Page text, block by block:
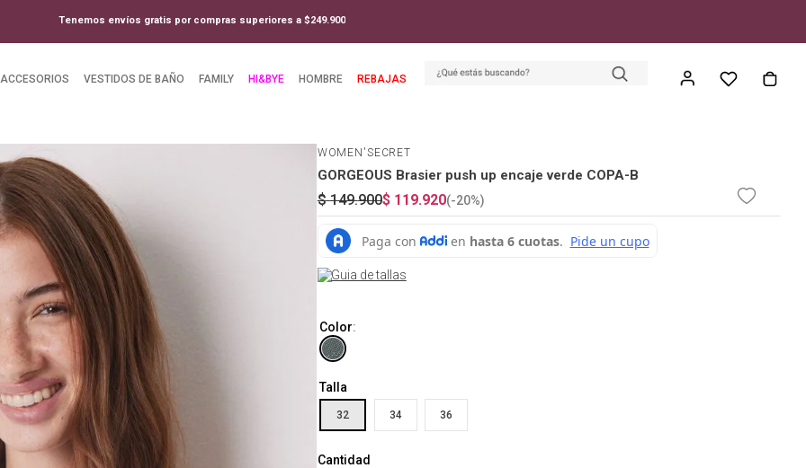
Tenemos envíos gratis por compras superiores a $249.900
ACCESORIOS VESTIDOS DE BAÑO FAMILY HI&BYE HOMBRE REBAJAS
WOMEN'SECRET
GORGEOUS Brasier push up encaje verde COPA-B
$ 149.900$ 119.920(-20%)
Guia de tallas
Color:
Talla
32 34 36
Cantidad